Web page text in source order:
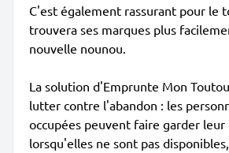
C'est également rassurant pour le
trouvera ses marques plus
nouvelle nounou.
La solution d'Emprunte Mon
lutter contre l'abandon : les
occupées peuvent faire garder leur
lorsqu'elles ne sont pas